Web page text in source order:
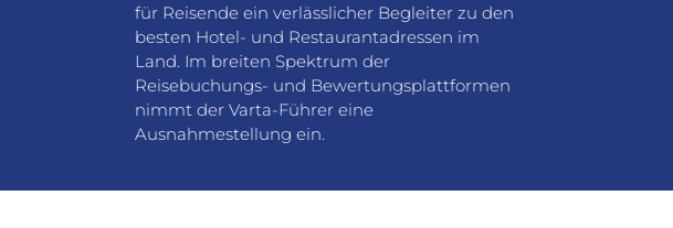
für Reisende ein verlässlicher Begleiter zu den
besten Hotel- und Restaurantadressen im
Land. Im breiten Spektrum der
Reisebuchungs- und Bewertungsplattformen
nimmt der Varta-Führer eine
Ausnahmestellung ein.